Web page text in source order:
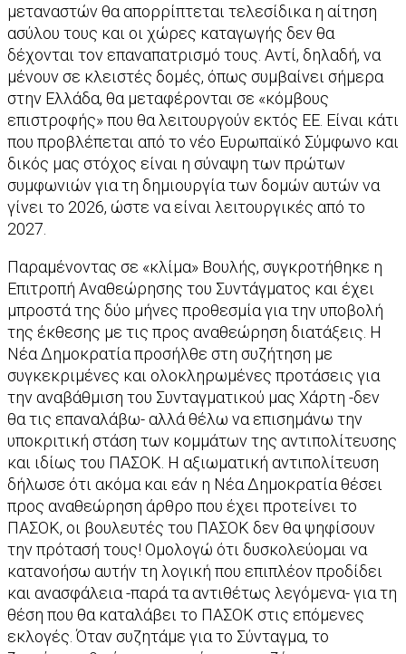
μεταναστών θα απορρίπτεται τελεσίδικα η αίτηση
ασύλου τους και οι χώρες καταγωγής δεν θα
δέχονται τον επαναπατρισμό τους. Αντί, δηλαδή, να
μένουν σε κλειστές δομές, όπως συμβαίνει σήμερα
στην Ελλάδα, θα μεταφέρονται σε «κόμβους
επιστροφής» που θα λειτουργούν εκτός ΕΕ. Είναι κάτι
που προβλέπεται από το νέο Ευρωπαϊκό Σύμφωνο και
δικός μας στόχος είναι η σύναψη των πρώτων
συμφωνιών για τη δημιουργία των δομών αυτών να
γίνει το 2026, ώστε να είναι λειτουργικές από το
2027.
Παραμένοντας σε «κλίμα» Βουλής, συγκροτήθηκε η
Επιτροπή Αναθεώρησης του Συντάγματος και έχει
μπροστά της δύο μήνες προθεσμία για την υποβολή
της έκθεσης με τις προς αναθεώρηση διατάξεις. Η
Νέα Δημοκρατία προσήλθε στη συζήτηση με
συγκεκριμένες και ολοκληρωμένες προτάσεις για
την αναβάθμιση του Συνταγματικού μας Χάρτη -δεν
θα τις επαναλάβω- αλλά θέλω να επισημάνω την
υποκριτική στάση των κομμάτων της αντιπολίτευσης
και ιδίως του ΠΑΣΟΚ. Η αξιωματική αντιπολίτευση
δήλωσε ότι ακόμα και εάν η Νέα Δημοκρατία θέσει
προς αναθεώρηση άρθρο που έχει προτείνει το
ΠΑΣΟΚ, οι βουλευτές του ΠΑΣΟΚ δεν θα ψηφίσουν
την πρότασή τους! Ομολογώ ότι δυσκολεύομαι να
κατανοήσω αυτήν τη λογική που επιπλέον προδίδει
και ανασφάλεια -παρά τα αντιθέτως λεγόμενα- για τη
θέση που θα καταλάβει το ΠΑΣΟΚ στις επόμενες
εκλογές. Όταν συζητάμε για το Σύνταγμα, το